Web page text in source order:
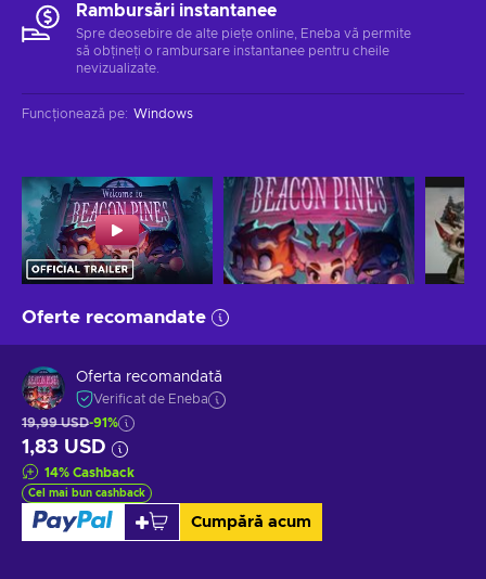
Rambursări instantanee
Spre deosebire de alte piețe online, Eneba vă permite
să obțineți o rambursare instantanee pentru cheile
nevizualizate.
Funcționează pe: Windows
Oferte recomandate
Oferta recomandată
Verificat de Eneba
19,99 USD-91%
1,83 USD
14% Cashback
Cel mai bun cashback
Cumpără acum